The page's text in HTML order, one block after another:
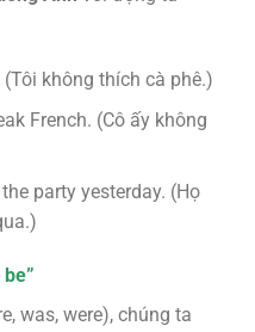
không thích cà phê.)
French. (Cô ấy không
party yesterday. (Họ
was, were), chúng ta